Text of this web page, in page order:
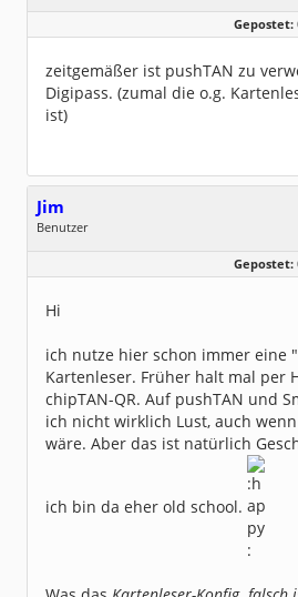
Geschlecht:
Dabei seit:
06 / 2008
Gepostet:
zeitgemäßer ist pushTAN zu
Digipass. (zumal die o.g.
ist)
Jim
Benutzer
Dabei seit:
10 / 2025
Gepostet:
Hi
ich nutze hier schon immer eine
Kartenleser. Früher halt mal per
chipTAN-QR. Auf pushTAN und
ich nicht wirklich Lust, auch
wäre. Aber das ist natürlich
ich bin da eher old school.